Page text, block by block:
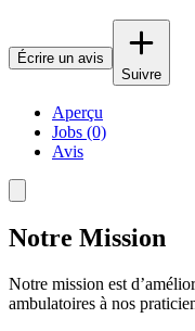
Écrire un avis
Suivre
Aperçu
Jobs (0)
Avis
Notre Mission
Notre mission est
ambulatoires à nos